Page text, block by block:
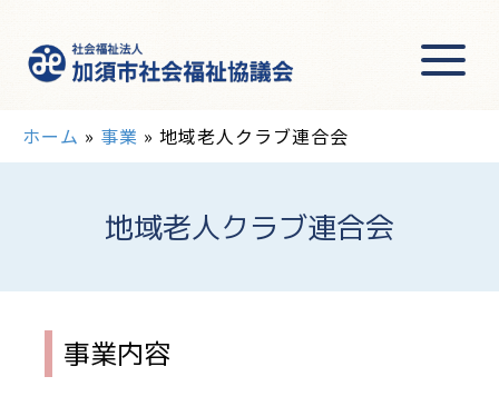
ホーム » 事業 » 地域老人クラブ連合会
地域老人クラブ連合会
事業内容